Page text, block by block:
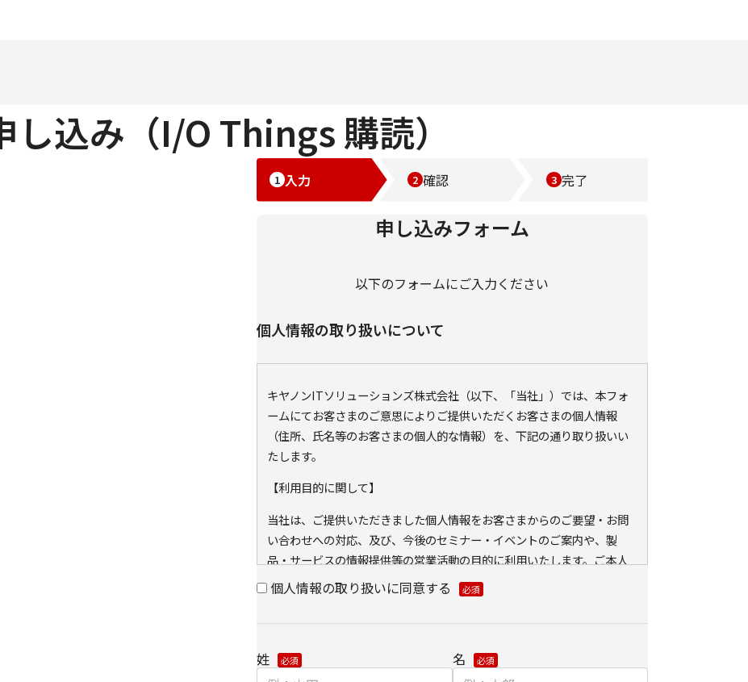
込み（I/O Things 購読）
入力 確認 完了
申し込みフォーム
以下のフォームにご入力ください
個人情報の取り扱いについて
キヤノンITソリューションズ株式会社（以下、「当社」）では、本フォ
ームにてお客さまのご意思によりご提供いただくお客さまの個人情報
（住所、氏名等のお客さまの個人的な情報）を、下記の通り取り扱いい
たします。
【利用目的に関して】
当社は、ご提供いただきました個人情報をお客さまからのご要望・お問
い合わせへの対応、及び、今後のセミナー・イベントのご案内や、製
品・サービスの情報提供等の営業活動の目的に利用いたします。ご本人
の同意なく利用目的以外に利用いたしません。
可能なアクセス履歴は、メールに設定したリンク先ページ、および当社
と当社のグループ会社が運営・開設するウェブページ内に限られます。
個人情報の取り扱いに同意する
姓 名